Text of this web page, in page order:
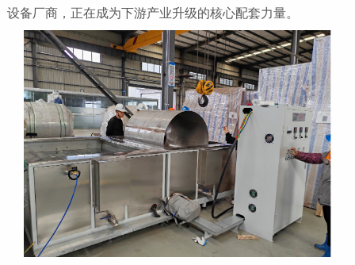
设备厂商，正在成为下游产业升级的核心配套力量。